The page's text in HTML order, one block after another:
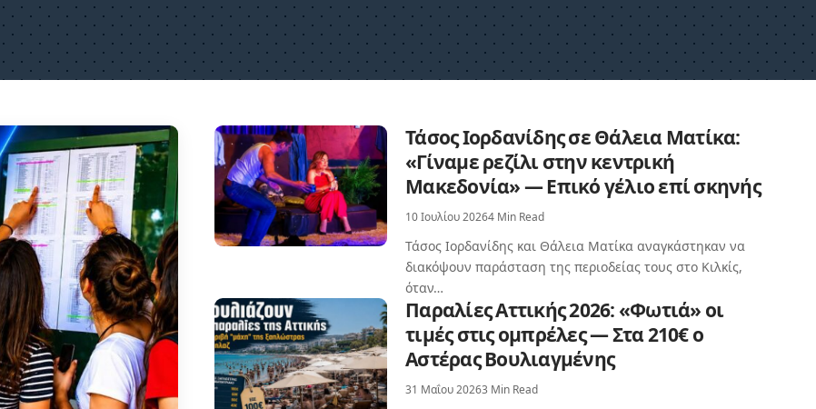
Τάσος Ιορδανίδης σε Θάλεια Ματίκα:
«Γίναμε ρεζίλι στην κεντρική
Μακεδονία» — Επικό γέλιο επί σκηνής
10 Ιουλίου 20264 Min Read
Τάσος Ιορδανίδης και Θάλεια Ματίκα αναγκάστηκαν να
διακόψουν παράσταση της περιοδείας τους στο Κιλκίς,
όταν…
Παραλίες Αττικής 2026: «Φωτιά» οι
τιμές στις ομπρέλες — Στα 210€ ο
Αστέρας Βουλιαγμένης
31 Μαΐου 20263 Min Read